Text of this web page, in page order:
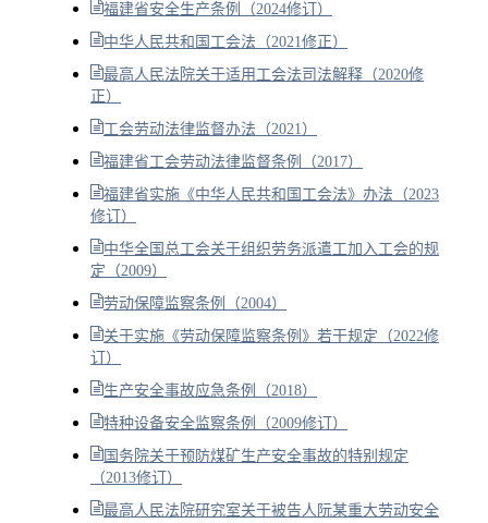
福建省安全生产条例（2024修订）
中华人民共和国工会法（2021修正）
最高人民法院关于适用工会法司法解释（2020修
正）
工会劳动法律监督办法（2021）
福建省工会劳动法律监督条例（2017）
福建省实施《中华人民共和国工会法》办法（2023
修订）
中华全国总工会关于组织劳务派遣工加入工会的规
定（2009）
劳动保障监察条例（2004）
关于实施《劳动保障监察条例》若干规定（2022修
订）
生产安全事故应急条例（2018）
特种设备安全监察条例（2009修订）
国务院关于预防煤矿生产安全事故的特别规定
（2013修订）
最高人民法院研究室关于被告人阮某重大劳动安全